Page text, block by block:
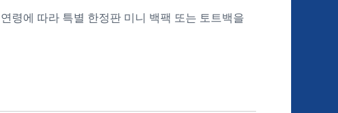
령에 따라 특별 한정판 미니 백팩 또는 토트백을